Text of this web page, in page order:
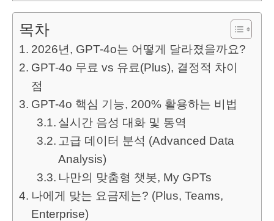
목차
2026년, GPT-4o는 어떻게 달라졌을까요?
GPT-4o 무료 vs 유료(Plus), 결정적 차이
점
GPT-4o 핵심 기능, 200% 활용하는 비법
실시간 음성 대화 및 통역
고급 데이터 분석 (Advanced Data
Analysis)
나만의 맞춤형 챗봇, My GPTs
나에게 맞는 요금제는? (Plus, Teams,
Enterprise)